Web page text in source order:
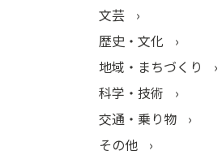
文芸
歴史・文化
地域・まちづくり
科学・技術
交通・乗り物
その他